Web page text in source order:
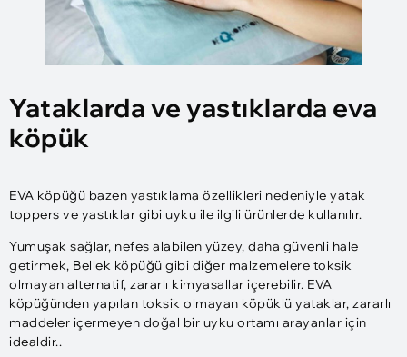
Yataklarda ve yastıklarda eva
köpük
EVA köpüğü bazen yastıklama özellikleri nedeniyle yatak
toppers ve yastıklar gibi uyku ile ilgili ürünlerde kullanılır.
Yumuşak sağlar, nefes alabilen yüzey, daha güvenli hale
getirmek, Bellek köpüğü gibi diğer malzemelere toksik
olmayan alternatif, zararlı kimyasallar içerebilir. EVA
köpüğünden yapılan toksik olmayan köpüklü yataklar, zararlı
maddeler içermeyen doğal bir uyku ortamı arayanlar için
idealdir..